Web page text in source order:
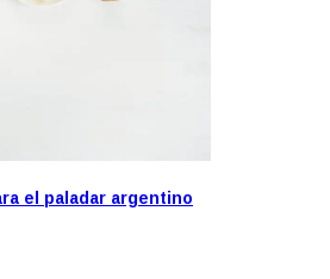
el paladar argentino